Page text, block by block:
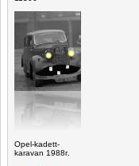
Opel-kadett-
karavan 1988г.